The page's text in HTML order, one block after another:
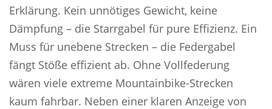
Erklärung. Kein unnötiges Gewicht, keine
Dämpfung – die Starrgabel für pure Effizienz. Ein
Muss für unebene Strecken – die Federgabel
fängt Stöße effizient ab. Ohne Vollfederung
wären viele extreme Mountainbike-Strecken
kaum fahrbar. Neben einer klaren Anzeige von